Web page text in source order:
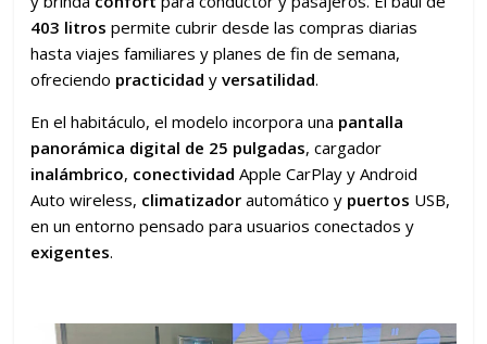
403 litros permite cubrir desde las compras diarias
hasta viajes familiares y planes de fin de semana,
ofreciendo practicidad yversatilidad.
En el habitáculo, el modelo incorpora una pantalla
panorámica digital de 25 pulgadas, cargador
inalámbrico, conectividad Apple CarPlay y Android
Auto wireless, climatizador automático y puertos USB,
en un entorno pensado para usuarios conectados y
exigentes.